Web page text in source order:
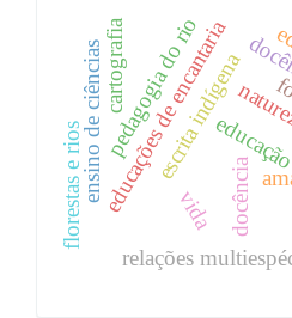
educações de encantariadocência
vida
ensino de ciênciaspedagogia do rio
cartografia escrita indígena
relações
florestas e rios